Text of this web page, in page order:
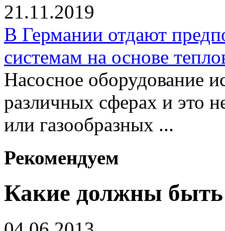
21.11.2019
В Германии отдают
системам на основе
Насосное оборудование
различных сферах и это
или газообразных ...
Рекомендуем
Какие должны